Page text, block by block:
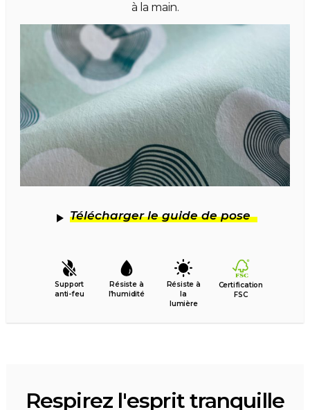
à la main.
Télécharger le guide de pose
Support
anti-feu
Résiste à
l’humidité
Résiste à
la
lumière
Certification
FSC
Respirez l'esprit tranquille